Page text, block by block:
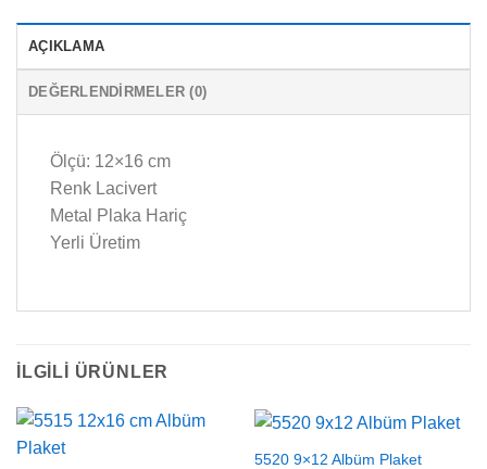
AÇIKLAMA
DEĞERLENDIRMELER (0)
Ölçü: 12×16 cm
Renk Lacivert
Metal Plaka Hariç
Yerli Üretim
İLGILI ÜRÜNLER
5520 9×12 Albüm Plaket